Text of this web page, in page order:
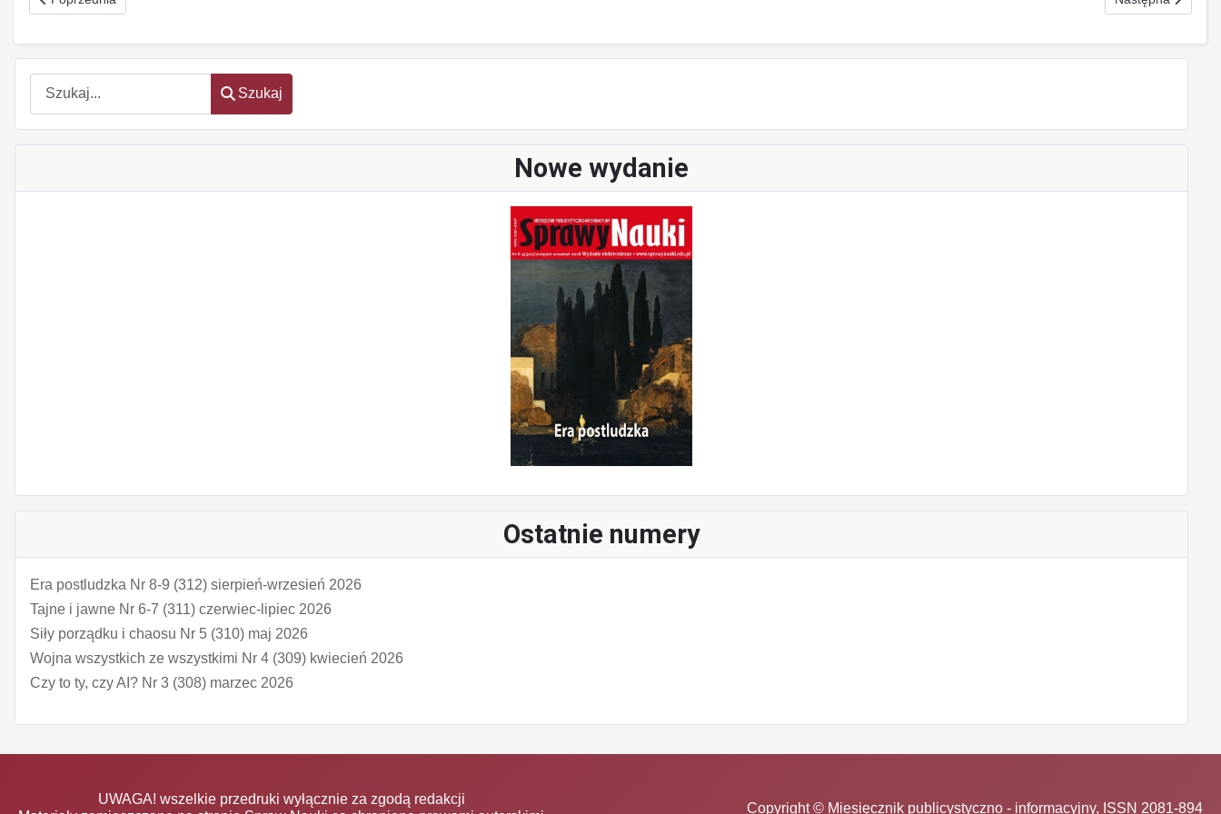
Szukaj
Szukaj
Nowe wydanie
Ostatnie numery
Era postludzka Nr 8-9 (312) sierpień-wrzesień 2026
Tajne i jawne Nr 6-7 (311) czerwiec-lipiec 2026
Siły porządku i chaosu Nr 5 (310) maj 2026
Wojna wszystkich ze wszystkimi Nr 4 (309) kwiecień 2026
Czy to ty, czy AI? Nr 3 (308) marzec 2026
UWAGA! wszelkie przedruki wyłącznie za zgodą redakcji
Copyright © Miesięcznik publicystyczno - informacyjny, ISSN 2081-894